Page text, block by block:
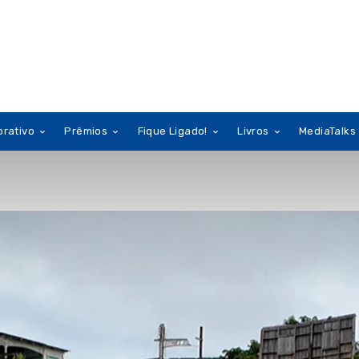
Prêmios Fique Ligado! Livros MediaTalks